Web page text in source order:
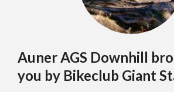
Auner AGS Downhill
you by Bikeclub Giant